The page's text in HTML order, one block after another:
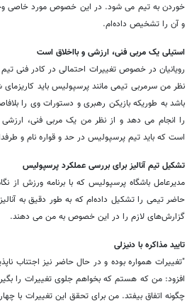
خوردن به تیم می شود. در این خصوص مورد خاصی
و آن را تشخیص داده‌ام.
استیلی یک مربی فنی، ارزشی و بااخلاق است
رویانیان در خصوص تغییرات احتمالی در کادر فنی
نظر من سرمربی تیمی مانند پرسپولیس باید
باشد به طوریکه بازیکن رهبری و دستورات وی را
را انجام می دهد و از نظر من یک مربی فنی،
است که باید تیم پرسپولیس در حد و قواره نام و
تشکیل تیم آنالیز برای بررسی عملکرد پرسپولیس
حاضر تیمی را تشکیل داده‌ام که به طور دقیق به
گزارش‌های لازم را در این خصوص به من می دهند.
تایید مذاکره با دنیزلی
"تغییرات همواره بوده و در حال حاضر نیز اجتناب
افزود: من که هستم که بخواهم جلوی تغییرات را
چگونه اتفاق بیفتد. من برای تحقق این تغییرات با